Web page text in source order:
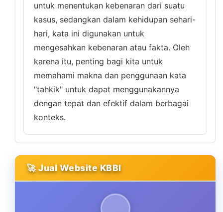
untuk menentukan kebenaran dari suatu
kasus, sedangkan dalam kehidupan sehari-
hari, kata ini digunakan untuk
mengesahkan kebenaran atau fakta. Oleh
karena itu, penting bagi kita untuk
memahami makna dan penggunaan kata
"tahkik" untuk dapat menggunakannya
dengan tepat dan efektif dalam berbagai
konteks.
🚀 Jual Website KBBI